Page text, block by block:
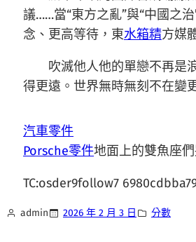
議……當“東方之亂”與“中國之
念、更高等待，東水箱精方媒
吹滅他人他的單戀不再是
得更遠。世界無時無刻不在變
汽車零件
Porsche零件地面上的雙魚座
TC:osder9follow7
admin 2026 年 2 月 3 日 分數